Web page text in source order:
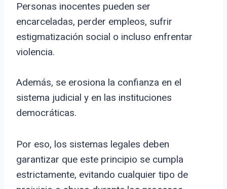
Personas inocentes pueden ser
encarceladas, perder empleos, sufrir
estigmatización social o incluso enfrentar
violencia.
Además, se erosiona la confianza en el
sistema judicial y en las instituciones
democráticas.
Por eso, los sistemas legales deben
garantizar que este principio se cumpla
estrictamente, evitando cualquier tipo de